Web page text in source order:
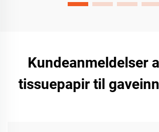
Kundeanmeldelser
tissuepapir til